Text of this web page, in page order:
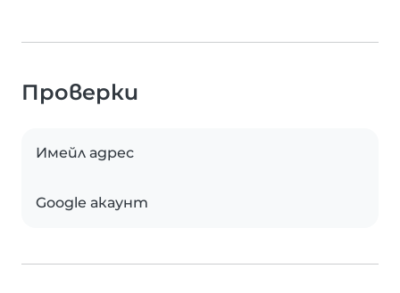
Проверки
Имейл адрес
Google акаунт